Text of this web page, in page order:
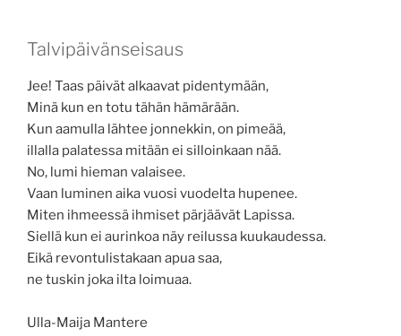
Talvipäivänseisaus
Jee! Taas päivät alkaavat pidentymään,
Minä kun en totu tähän hämärään.
Kun aamulla lähtee jonnekkin, on pimeää,
illalla palatessa mitään ei silloinkaan nää.
No, lumi hieman valaisee.
Vaan luminen aika vuosi vuodelta hupenee.
Miten ihmeessä ihmiset pärjäävät Lapissa.
Siellä kun ei aurinkoa näy reilussa kuukaudessa.
Eikä revontulistakaan apua saa,
ne tuskin joka ilta loimuaa.
Ulla-Maija Mantere